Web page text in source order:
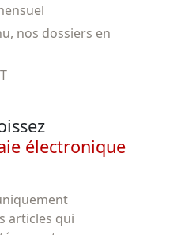
nos dossiers en
électronique
articles qui